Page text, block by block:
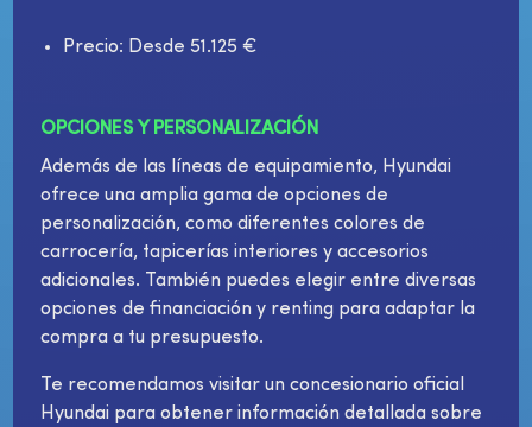
Precio: Desde 51.125 €
OPCIONES Y PERSONALIZACIÓN
Además de las líneas de equipamiento, Hyundai
ofrece una amplia gama de opciones de
personalización, como diferentes colores de
carrocería, tapicerías interiores y accesorios
adicionales. También puedes elegir entre diversas
opciones de financiación y renting para adaptar la
compra a tu presupuesto.
Te recomendamos visitar un concesionario oficial
Hyundai para obtener información detallada sobre